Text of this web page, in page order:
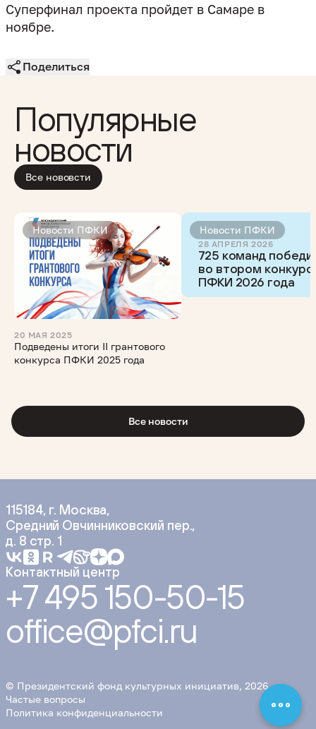
Суперфинал проекта пройдет в Самаре в
ноябре.
Поделиться
Популярные
новости
Все нововсти
Новости ПФКИ
20 МАЯ 2025
Подведены итоги II грантового
конкурса ПФКИ 2025 года
Новости ПФКИ
28 АПРЕЛЯ 2026
725 команд
во втором
ПФКИ 2026 года
Все новости
115184, г. Москва,
Средний Овчинниковский пер.,
д. 8 стр. 1
Контактный центр
+7 495 150-50-15
office@pfci.ru
© Президентский фонд культурных инициатив, 2026
Частые вопросы
Политика конфиденциальности